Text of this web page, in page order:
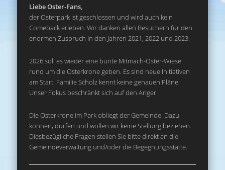
Liebe Oster-Fans,
der Osterpark ist geschlossen und wird auch kein
Comeback erleben. Wir danken allen Besuchern für den
enormen Zuspruch in den Jahren 2021, 2022 und 2023.
2026 soll es wieder eine bunte Mitmach-Oster-Wiese
rund um die Osterkrone geben. Es sind neue Initiativen
am Start. Familie Scholz kennt keine genauen Pläne.
Unser Fokus beschränkt sich auf den Anger.
Die Osterkrone im Park obliegt der Gemeinde. Dazu
können, dürfen und wollen wir keine Stellung beziehen.
Diesbezügliche Fragen stellen Sie bitte direkt an die
Gemeindeverwaltung und/oder die Begegnungsstätte.